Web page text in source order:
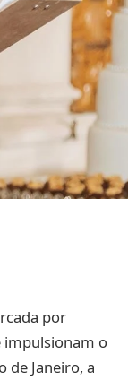
por
impulsionam o
de Janeiro, a